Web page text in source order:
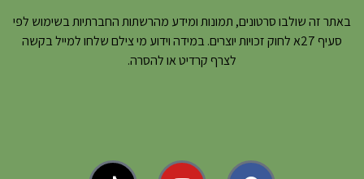
באתר זה שולבו סרטונים, תמונות ומידע מהרשתות החברתיות בשימוש לפי
סעיף 27א לחוק זכויות יוצרים. במידה וידוע מי צילם שלחו למייל בקשה
לצרף קרדיט או להסרה.